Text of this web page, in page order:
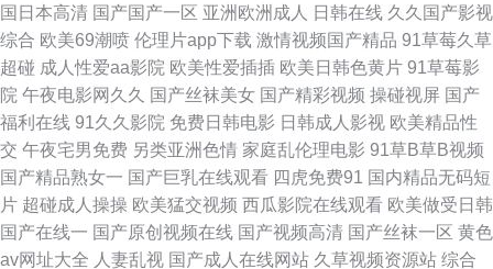
日韩中文在线观看 亚洲黑料区 69av免费 91视频精品 99热在线观看 超碰超
碰 丁香香蕉网 国内视频在线导航 久久福利网 美女性爱网 欧美色图2P 人人
变态另类av 四虎午夜剧场 亚州综合网 在线超碰人人 91国产精品 97视频日
韩三级 超碰97人人调教 岛国成人在线 国产精品乱 精东一级片aV 免费黄色
视频链接 日本操逼福利在线 丝袜美腿影音先锋 伊人久久综合影院 91内操
国日本高清 国产国产一区 亚洲欧洲成人 日韩在线 久久国产影视
综合 欧美69潮喷 伦理片app下载 激情视频国产精品 91草莓久草
超碰 成人性爱aa影院 欧美性爱插插 欧美日韩色黄片 91草莓影
院 午夜电影网久久 国产丝袜美女 国产精彩视频 操碰视屏 国产
福利在线 91久久影院 免费日韩电影 日韩成人影视 欧美精品性
交 午夜宅男免费 另类亚洲色情 家庭乱伦理电影 91草B草B视频
国产精品熟女一 国产巨乳在线观看 四虎免费91 国内精品无码短
片 超碰成人操操 欧美猛交视频 西瓜影院在线观看 欧美做受日韩
国产在线一 国产原创视频在线 国产视频高清 国产丝袜一区 黄色
av网址大全 人妻乱视 国产成人在线网站 久草视频资源站 综合